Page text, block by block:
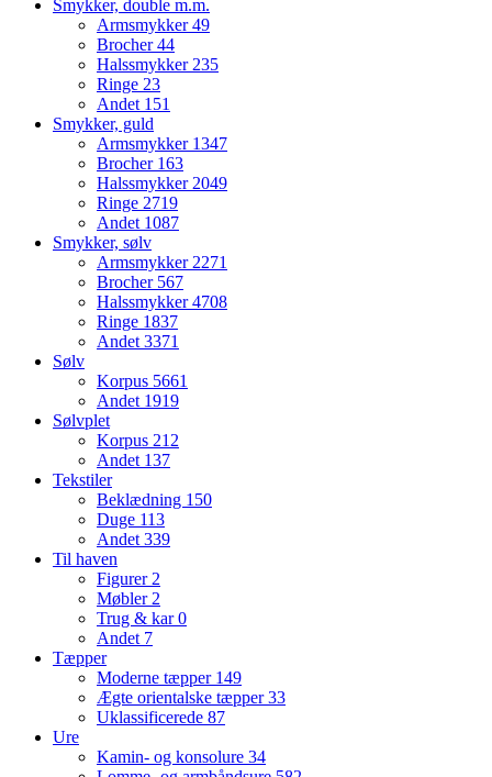
Smykker, double m.m.
Armsmykker49
Brocher44
Halssmykker 235
Ringe 23
Andet 151
Smykker, guld
Armsmykker 1347
Brocher 163
Halssmykker 2049
Ringe 2719
Andet 1087
Smykker, sølv
Armsmykker 2271
Brocher 567
Halssmykker4708
Ringe 1837
Andet 3371
Sølv
Korpus 5661
Andet 1919
Sølvplet
Korpus 212
Andet 137
Tekstiler
Beklædning 150
Duge 113
Andet 339
Til haven
Figurer 2
Møbler 2
Trug & kar0
Andet 7
Tæpper
Moderne tæpper 149
Ægte orientalske tæpper33
Uklassificerede 87
Ure
Kamin- og konsolure 34